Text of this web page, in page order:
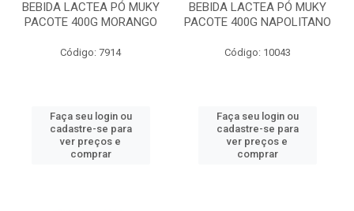
BEBIDA LACTEA PÓ MUKY
PACOTE 400G MORANGO
Código: 7914
Faça seu login ou
cadastre-se para
ver preços e
comprar
BEBIDA LACTEA PÓ MUKY
PACOTE 400G NAPOLITANO
Código: 10043
Faça seu login ou
cadastre-se para
ver preços e
comprar